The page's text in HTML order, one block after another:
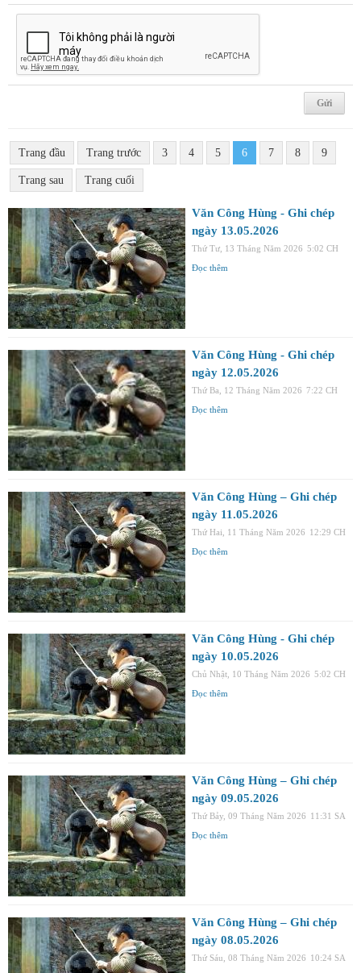
Trang đầu Trang trước 3 4 5 6 7 8 9
Trang sau Trang cuối
Văn Công Hùng - Ghi chép
ngày 13.05.2026
Thứ Tư, 13 Tháng Năm 2026 5:02 CH
Đọc thêm
Văn Công Hùng - Ghi chép
ngày 12.05.2026
Thứ Ba, 12 Tháng Năm 2026 7:22 CH
Đọc thêm
Văn Công Hùng – Ghi chép
ngày 11.05.2026
Thứ Hai, 11 Tháng Năm 2026 12:29 CH
Đọc thêm
Văn Công Hùng - Ghi chép
ngày 10.05.2026
Chủ Nhật, 10 Tháng Năm 2026 5:02 CH
Đọc thêm
Văn Công Hùng – Ghi chép
ngày 09.05.2026
Thứ Bảy, 09 Tháng Năm 2026 11:31 SA
Đọc thêm
Văn Công Hùng – Ghi chép
ngày 08.05.2026
Thứ Sáu, 08 Tháng Năm 2026 10:24 SA